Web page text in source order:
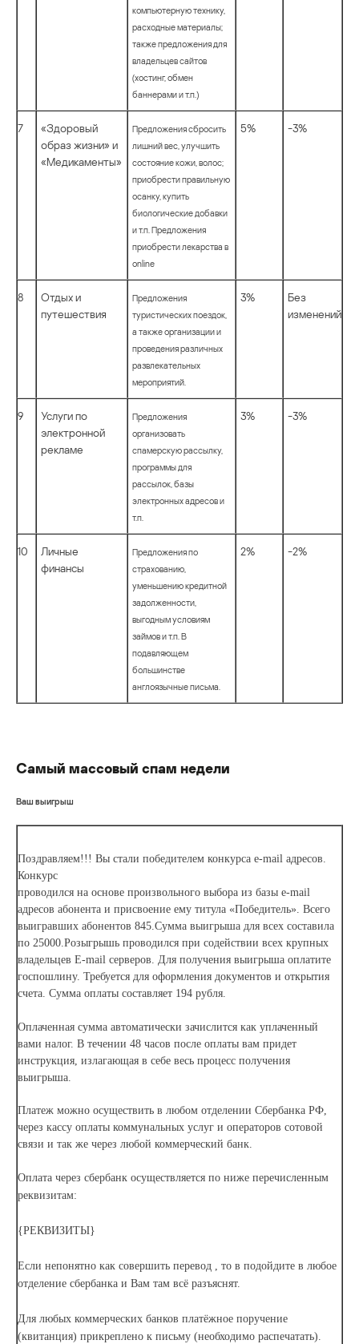
компьютерную технику,
расходные материалы;
также предложения для
владельцев сайтов
(хостинг, обмен
баннерами и т.п.)
7
«Здоровый
образ жизни» и
«Медикаменты»
Предложения сбросить
лишний вес, улучшить
состояние кожи, волос;
приобрести правильную
осанку, купить
биологические добавки
и т.п. Предложения
приобрести лекарства в
online
5% -3%
8
Отдых и
путешествия
Предложения
туристических поездок,
а также организации и
проведения различных
развлекательных
мероприятий.
3%
Без
изменений
9
Услуги по
электронной
рекламе
Предложения
организовать
спамерскую рассылку,
программы для
рассылок, базы
электронных адресов и
т.п.
3% -3%
10
Личные
финансы
Предложения по
страхованию,
уменьшению кредитной
задолженности,
выгодным условиям
займов и т.п. В
подавляющем
большинстве
англоязычные письма.
2% -2%
Самый массовый спам недели
Ваш выигрыш
Поздравляем!!! Вы стали победителем конкурса e-mail адресов.
Конкурс
проводился на основе произвольного выбора из базы e-mail
адресов абонента и присвоение ему титула «Победитель». Всего
выигравших абонентов 845.Сумма выигрыша для всех составила
по 25000.Розыгрышь проводился при содействии всех крупных
владельцев E-mail серверов. Для получения выигрыша оплатите
госпошлину. Требуется для оформления документов и открытия
счета. Сумма оплаты составляет 194 рубля.
Оплаченная сумма автоматически зачислится как уплаченный
вами налог. В течении 48 часов после оплаты вам придет
инструкция, излагающая в себе весь процесс получения
выигрыша.
Платеж можно осуществить в любом отделении Сбербанка РФ,
через кассу оплаты коммунальных услуг и операторов сотовой
связи и так же через любой коммерческий банк.
Оплата через сбербанк осуществляется по ниже перечисленным
реквизитам:
{РЕКВИЗИТЫ}
Если непонятно как совершить перевод , то в подойдите в любое
отделение сбербанка и Вам там всё разъяснят.
Для любых коммерческих банков платёжное поручение
(квитанция) прикреплено к письму (необходимо распечатать).